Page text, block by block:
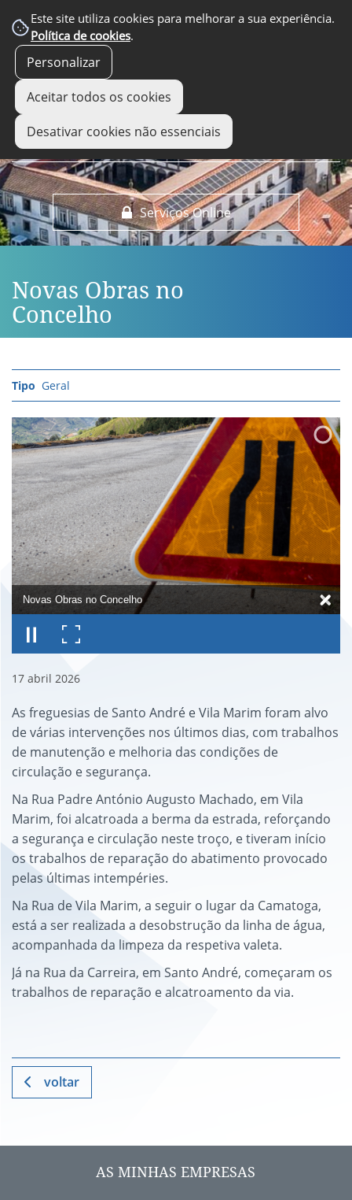
Este site utiliza cookies para melhorar a sua experiência.
Política de cookies.
Personalizar
Aceitar todos os cookies
Desativar cookies não essenciais
Serviços Online
EM DESTAQUE
Novas Obras no
Concelho
Geral
Novas Obras no Concelho
17 abril 2026
As freguesias de Santo André e Vila Marim foram alvo
de várias intervenções nos últimos dias, com trabalhos
de manutenção e melhoria das condições de
circulação e segurança.
Na Rua Padre António Augusto Machado, em Vila
Marim, foi alcatroada a berma da estrada, reforçando
a segurança e circulação neste troço, e tiveram início
os trabalhos de reparação do abatimento provocado
pelas últimas intempéries.
Na Rua de Vila Marim, a seguir o lugar da Camatoga,
está a ser realizada a desobstrução da linha de água,
acompanhada da limpeza da respetiva valeta.
Já na Rua da Carreira, em Santo André, começaram os
trabalhos de reparação e alcatroamento da via.
voltar
AS MINHAS EMPRESAS